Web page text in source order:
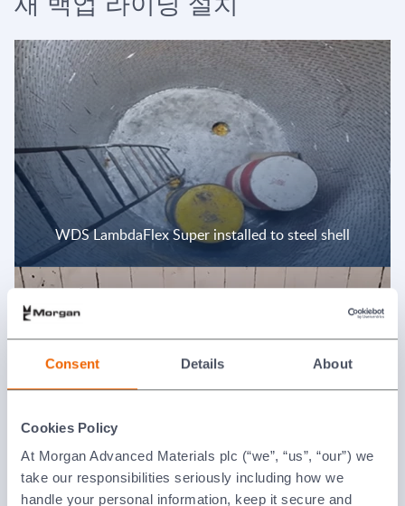
Consent Details About
Cookies Policy
At Morgan Advanced Materials plc (“we”, “us”, “our”) we
take our responsibilities seriously including how we
handle your personal information, keep it secure and
WDS LambdaFlex Super installed to steel shell
SS 880 Board layer installed to WDS Microporous
with Mastic